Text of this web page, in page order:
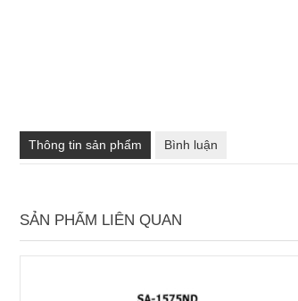
Thông tin sản phẩm Bình luận
SẢN PHẨM LIÊN QUAN